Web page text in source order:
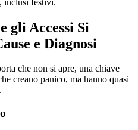
gli Accessi Si
e Diagnosi
che non si apre, una chiave
creano panico, ma hanno quasi